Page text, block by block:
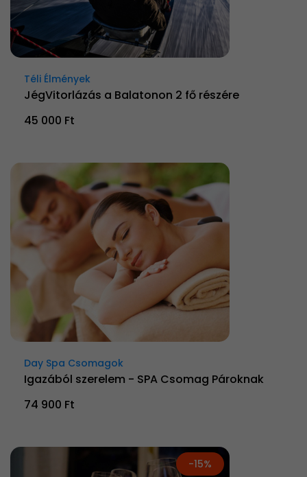
Téli Élmények
JégVitorlázás a Balatonon 2 fő részére
45 000 Ft
Day Spa Csomagok
Igazából szerelem - SPA Csomag Pároknak
74 900 Ft
-15%